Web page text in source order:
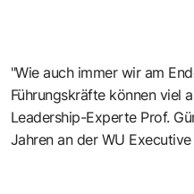
"Wie auch immer wir am
Führungskräfte können viel
Leadership-Experte Prof.
Jahren an der WU